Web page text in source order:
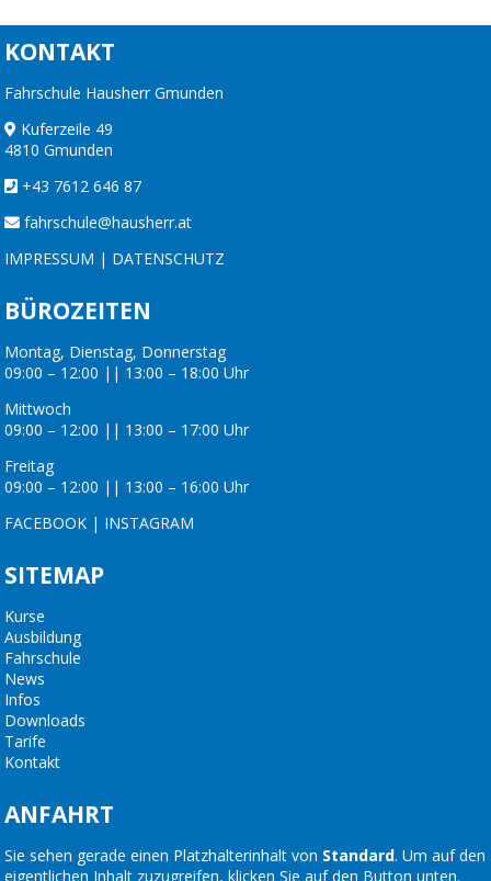
KONTAKT
Fahrschule Hausherr Gmunden
Kuferzeile 49
4810 Gmunden
+43 7612 646 87
fahrschule@hausherr.at
IMPRESSUM | DATENSCHUTZ
BÜROZEITEN
Montag, Dienstag, Donnerstag
09:00 – 12:00 || 13:00 – 18:00 Uhr
Mittwoch
09:00 – 12:00 || 13:00 – 17:00 Uhr
Freitag
09:00 – 12:00 || 13:00 – 16:00 Uhr
FACEBOOK | INSTAGRAM
SITEMAP
Kurse
Ausbildung
Fahrschule
News
Infos
Downloads
Tarife
Kontakt
ANFAHRT
Sie sehen gerade einen Platzhalterinhalt von Standard. Um auf den
eigentlichen Inhalt zuzugreifen, klicken Sie auf den Button unten.